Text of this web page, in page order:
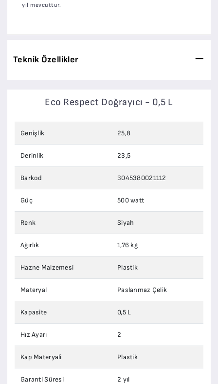
yıl mevcuttur.
Teknik Özellikler
Eco Respect Doğrayıcı - 0,5 L
Genişlik 25,8
Derinlik 23,5
Barkod 3045380021112
Güç 500 watt
Renk Siyah
Ağırlık 1,76 kg
Hazne Malzemesi Plastik
Materyal Paslanmaz Çelik
Kapasite 0,5 L
Hız Ayarı 2
Kap Materyali Plastik
Garanti Süresi 2 yıl